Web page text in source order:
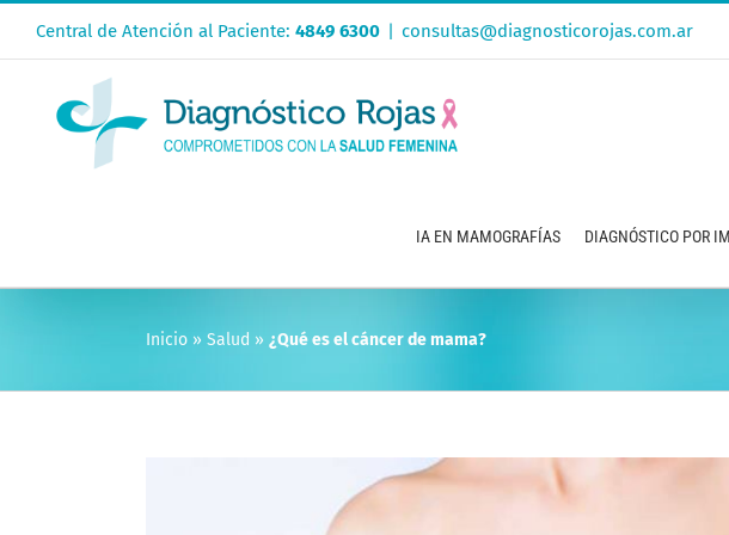
Central de Atención al Paciente: 4849 6300 | consultas@diagnosticorojas.com.ar
IA EN MAMOGRAFÍAS DIAGNÓSTICO POR
Inicio » Salud » ¿Qué es el cáncer de mama?